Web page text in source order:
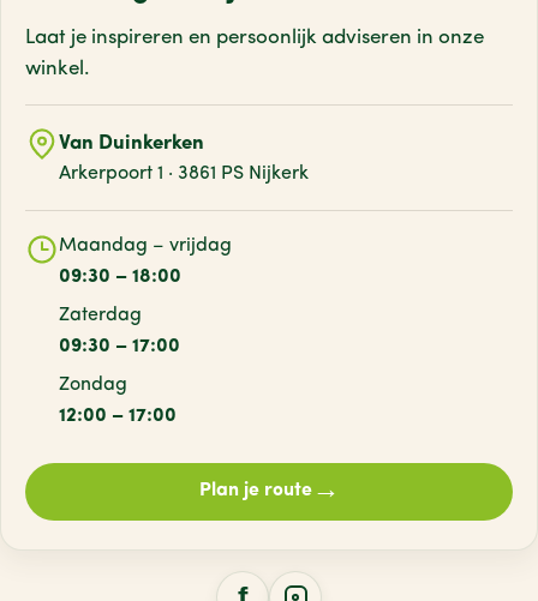
Laat je inspireren en persoonlijk adviseren in onze
winkel.
Van Duinkerken
Arkerpoort 1 · 3861 PS Nijkerk
Maandag – vrijdag
09:30 – 18:00
Zaterdag
09:30 – 17:00
Zondag
12:00 – 17:00
Plan je route→